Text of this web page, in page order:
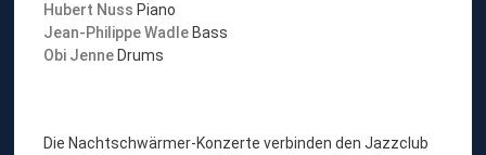
Hubert Nuss Piano
Jean-Philippe Wadle Bass
Obi Jenne Drums
Die Nachtschwärmer-Konzerte verbinden den Jazzclub